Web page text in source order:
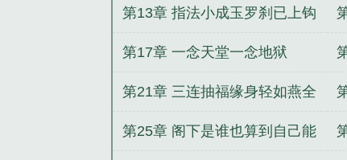
第13章 指法小成玉罗刹已上钩
第17章 一念天堂一念地狱
第21章 三连抽福缘身轻如燕全
面发展
第25章 阁下是谁也算到自己能